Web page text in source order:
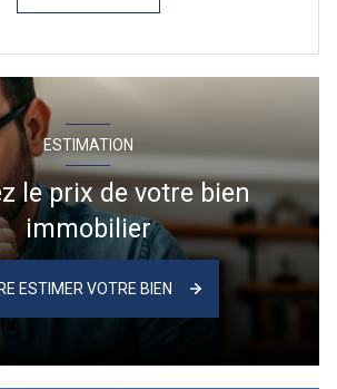
ESTIMATION
le prix de votre bien
immobilier
ESTIMER VOTRE BIEN